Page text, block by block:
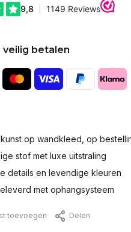
veilig betalen
op wandkleed, op
stof met luxe uitstraling
details en levendige kleuren
met ophangsysteem
toevoegen Delen